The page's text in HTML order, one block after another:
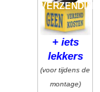
VERZENDING
+ iets
lekkers
(voor tijdens de
montage)